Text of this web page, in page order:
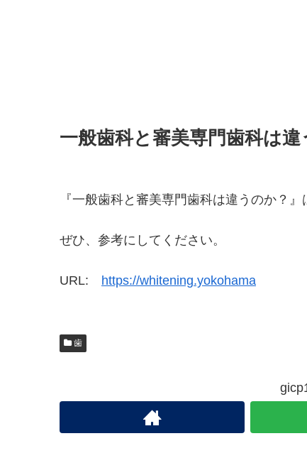
一般歯科と審美専門歯科は違
『一般歯科と審美専門歯科は違うのか？
ぜひ、参考にしてください。
URL: https://whitening.yokohama
歯